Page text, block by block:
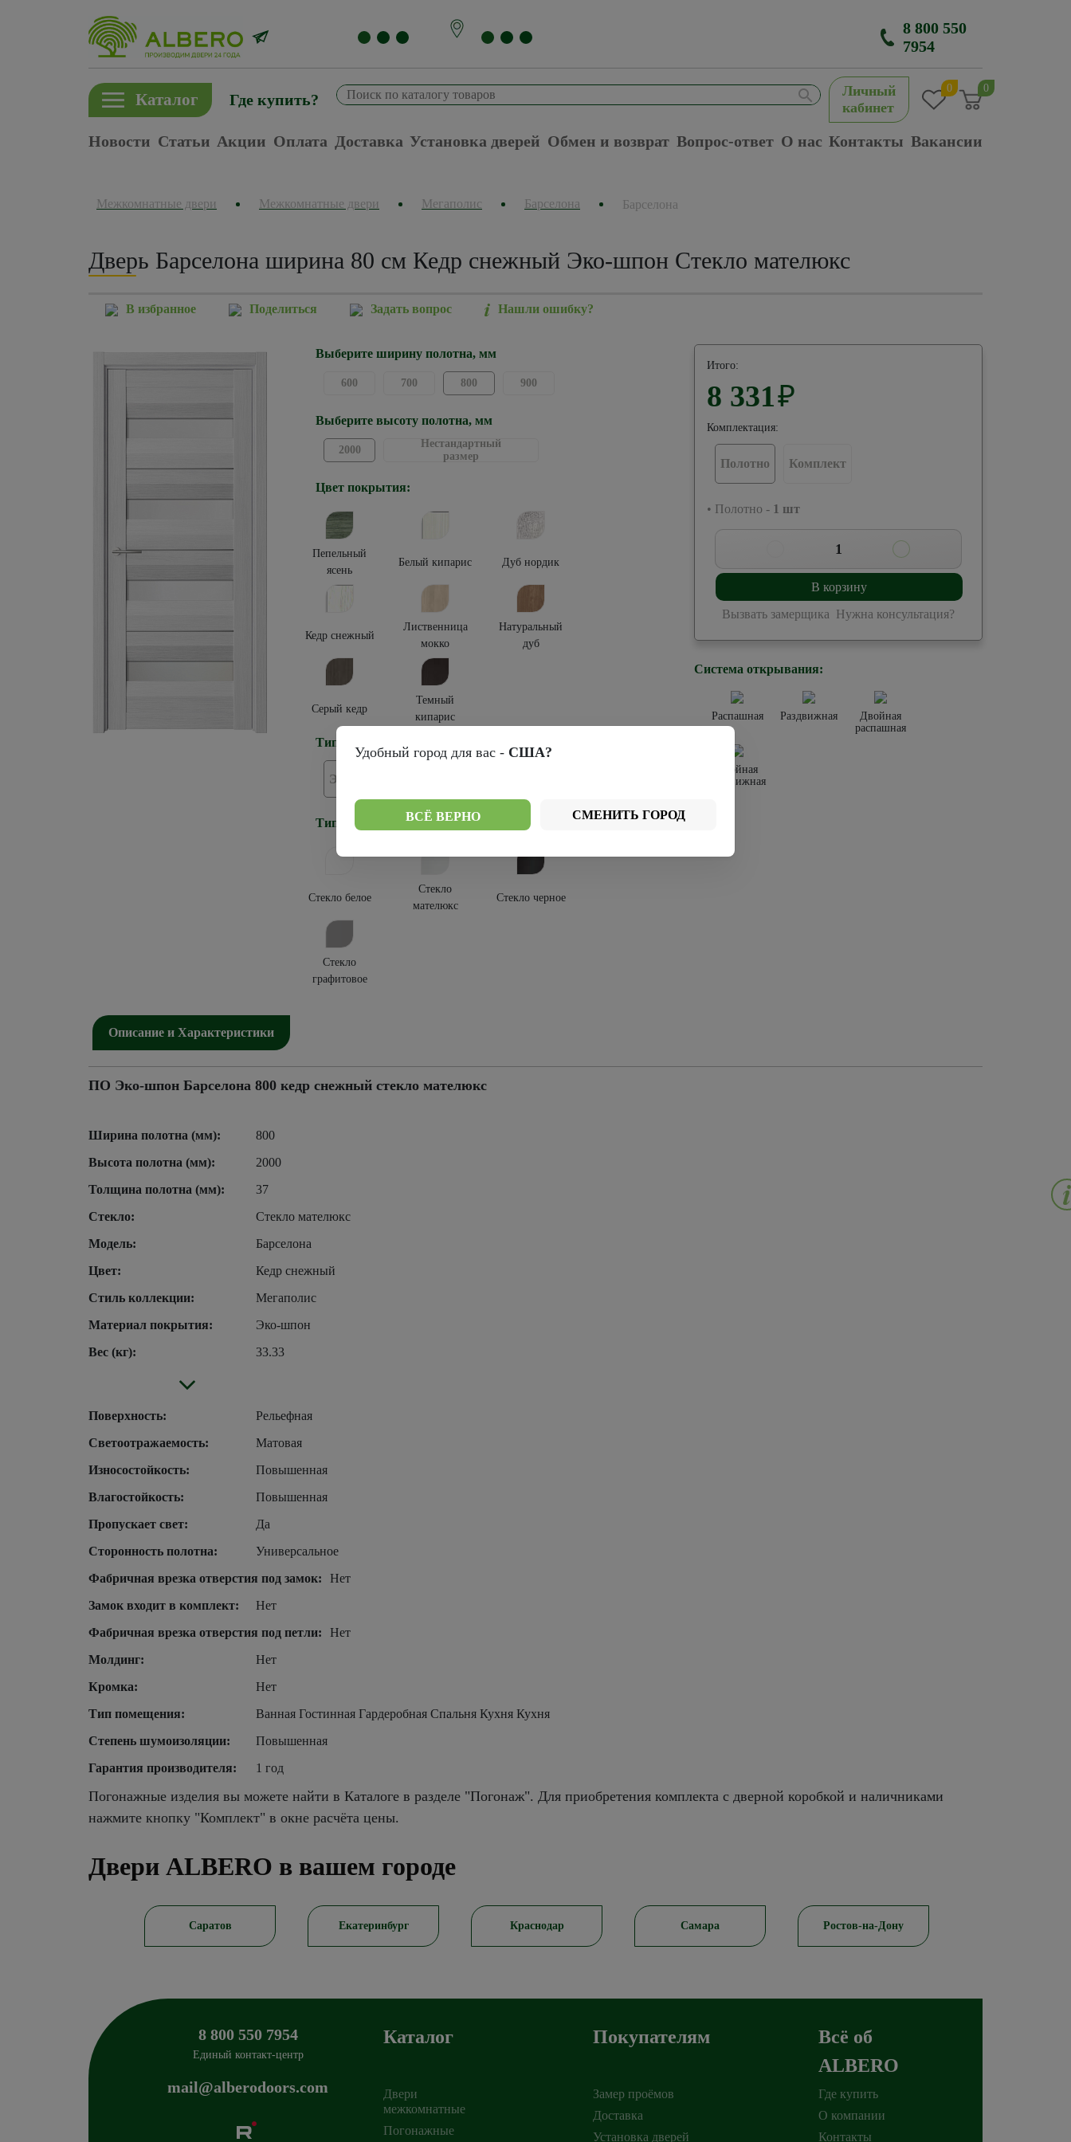
8 800 550
7954
Каталог Где купить?
Личный
кабинет
0 0
Новости Статьи Акции Оплата Доставка Установка дверей Обмен и возврат Вопрос-ответ О нас Контакты Вакансии
Межкомнатные двери Межкомнатные двери Мегаполис Барселона Барселона
Дверь Барселона ширина 80 см Кедр снежный Эко-шпон Стекло мателюкс
В избранное Поделиться Задать вопрос Нашли ошибку?
Выберите ширину полотна, мм
600 700 800 900
Выберите высоту полотна, мм
2000
Нестандартный
размер
Цвет покрытия:
Пепельный
ясень
Белый кипарис Дуб нордик
Кедр снежный
Лиственница
мокко
Натуральный
дуб
Серый кедр
Темный
кипарис
Тип покрытия:
Эко-шпон
Тип остекления:
Стекло белое
Стекло
мателюкс
Стекло черное
Стекло
графитовое
Итого:
8 331₽
Комплектация:
Полотно Комплект
• Полотно - 1 шт
1
В корзину
Вызвать замерщика Нужна консультация?
Система открывания:
Распашная Раздвижная
Двойная
распашная
Двойная
раздвижная
Описание и Характеристики
ПО Эко-шпон Барселона 800 кедр снежный стекло мателюкс
Ширина полотна (мм):
800
Высота полотна (мм):
2000
Толщина полотна (мм):
37
Стекло:
Стекло мателюкс
Модель:
Барселона
Цвет:
Кедр снежный
Стиль коллекции:
Мегаполис
Материал покрытия:
Эко-шпон
Вес (кг):
33.33
Поверхность:
Рельефная
Светоотражаемость:
Матовая
Износостойкость:
Повышенная
Влагостойкость:
Повышенная
Пропускает свет:
Да
Сторонность полотна:
Универсальное
Фабричная врезка отверстия под замок:
Нет
Замок входит в комплект:
Нет
Фабричная врезка отверстия под петли:
Нет
Молдинг:
Нет
Кромка:
Нет
Тип помещения:
Ванная Гостинная Гардеробная Спальня Кухня Кухня
Степень шумоизоляции:
Повышенная
Гарантия производителя:
1 год
Погонажные изделия вы можете найти в Каталоге в разделе "Погонаж". Для приобретения комплекта с дверной коробкой и наличниками
нажмите кнопку "Комплект" в окне расчёта цены.
Двери ALBERO в вашем городе
Саратов Екатеринбург Краснодар Самара Ростов-на-Дону
8 800 550 7954
Единый контакт-центр
mail@alberodoors.com
Каталог
Двери
межкомнатные
Погонажные
Покупателям
Замер проёмов
Доставка
Установка дверей
Всё об
ALBERO
Где купить
О компании
Контакты
Удобный город для вас - США?
ВСЁ ВЕРНО СМЕНИТЬ ГОРОД